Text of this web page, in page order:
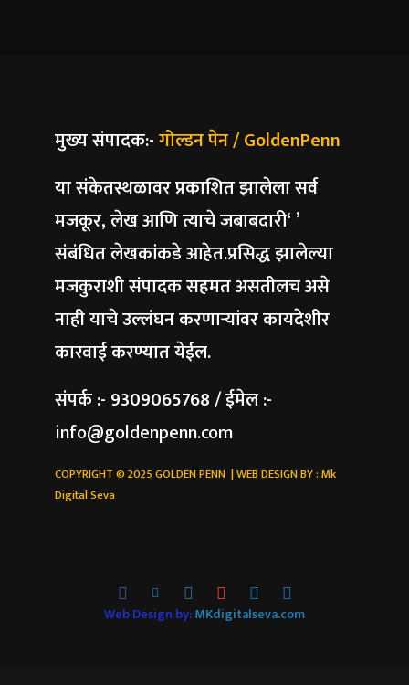
मुख्य संपादक:-गोल्डन पेन / GoldenPenn
या संकेतस्थळावर प्रकाशित झालेला सर्व
मजकूर, लेख आणि त्याचे जबाबदारी‘ ’
संबंधित लेखकांकडे आहेत.प्रसिद्ध झालेल्या
मजकुराशी संपादक सहमत असतीलच असे
नाही याचे उल्लंघन करणाऱ्यांवर कायदेशीर
कारवाई करण्यात येईल.
संपर्क :- 9309065768 / ईमेल :-
info@goldenpenn.com
COPYRIGHT © 2025 GOLDEN PENN | WEB DESIGN BY :Mk
Digital Seva
Web Design by:MKdigitalseva.com